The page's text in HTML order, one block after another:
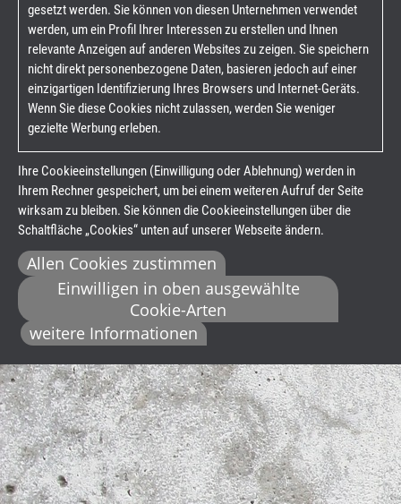
gesetzt werden. Sie können von diesen Unternehmen verwendet
werden, um ein Profil Ihrer Interessen zu erstellen und Ihnen
relevante Anzeigen auf anderen Websites zu zeigen. Sie speichern
nicht direkt personenbezogene Daten, basieren jedoch auf einer
einzigartigen Identifizierung Ihres Browsers und Internet-Geräts.
Wenn Sie diese Cookies nicht zulassen, werden Sie weniger
gezielte Werbung erleben.
Ihre Cookieeinstellungen (Einwilligung oder Ablehnung) werden in
Ihrem Rechner gespeichert, um bei einem weiteren Aufruf der Seite
wirksam zu bleiben. Sie können die Cookieeinstellungen über die
Schaltfläche „Cookies“ unten auf unserer Webseite ändern.
Allen Cookies zustimmen
Einwilligen in oben ausgewählte
Cookie-Arten
weitere Informationen